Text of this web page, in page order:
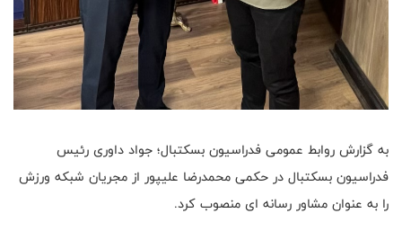
به گزارش روابط عمومی فدراسیون بسکتبال؛ جواد داوری رئیس
فدراسیون بسکتبال در حکمی محمدرضا علیپور از مجریان شبکه ورزش
را به عنوان مشاور رسانه ای منصوب کرد.